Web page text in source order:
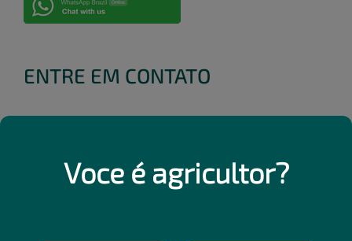
Voce é agricultor?
ENTRE EM CONTATO